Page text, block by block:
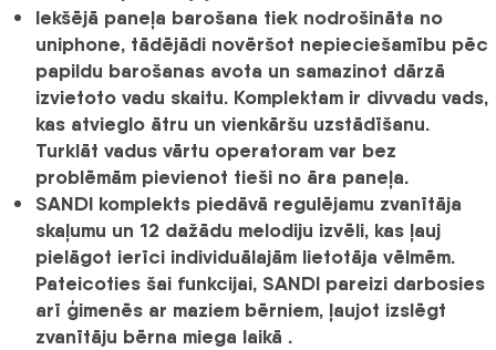
Iekšējā paneļa barošana tiek nodrošināta no
uniphone, tādējādi novēršot nepieciešamību pēc
papildu barošanas avota un samazinot dārzā
izvietoto vadu skaitu. Komplektam ir divvadu vads,
kas atvieglo ātru un vienkāršu uzstādīšanu.
Turklāt vadus vārtu operatoram var bez
problēmām pievienot tieši no āra paneļa.
SANDI komplekts piedāvā regulējamu zvanītāja
skaļumu un 12 dažādu melodiju izvēli, kas ļauj
pielāgot ierīci individuālajām lietotāja vēlmēm.
Pateicoties šai funkcijai, SANDI pareizi darbosies
arī ģimenēs ar maziem bērniem, ļaujot izslēgt
zvanītāju bērna miega laikā .